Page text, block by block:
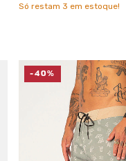
Só restam 3 em estoque!
-40%